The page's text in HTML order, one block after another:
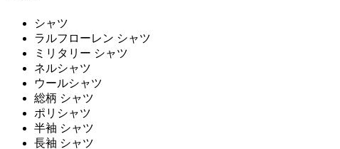
シャツ
ラルフローレン シャツ
ミリタリー シャツ
ネルシャツ
ウールシャツ
総柄 シャツ
ポリシャツ
半袖 シャツ
長袖 シャツ